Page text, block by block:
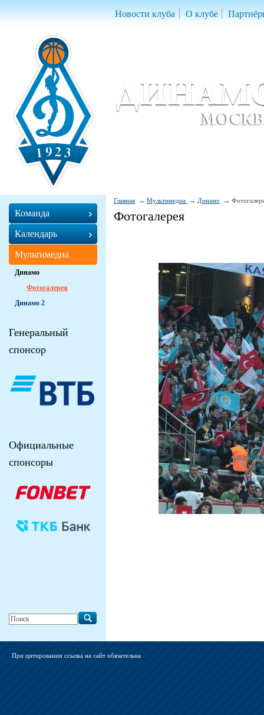
Новости клуба О клубе
Главная Мультимедиа Динамо
Фотогалерея
Команда
Календарь
Мультимедиа
Динамо
Фотогалерея
Динамо 2
Генеральный
спонсор
Официальные
спонсоры
При цитировании ссылка на сайт обязательна